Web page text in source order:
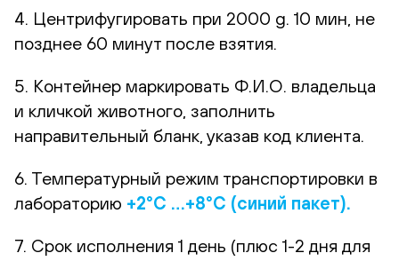
4. Центрифугировать при 2000 g. 10 мин, не
позднее 60 минут после взятия.
5. Контейнер маркировать Ф.И.О. владельца
и кличкой животного, заполнить
направительный бланк, указав код клиента.
6. Температурный режим транспортировки в
лабораторию +2°С …+8°С (синий пакет).
7. Срок исполнения 1 день (плюс 1-2 дня для